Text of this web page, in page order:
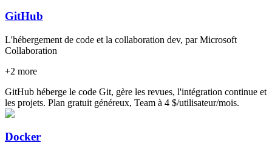
GitHub
L'hébergement de code et la collaboration dev, par Microsoft
Collaboration
+2 more
GitHub héberge le code Git, gère les revues, l'intégration continue et
les projets. Plan gratuit généreux, Team à 4 $/utilisateur/mois.
Docker